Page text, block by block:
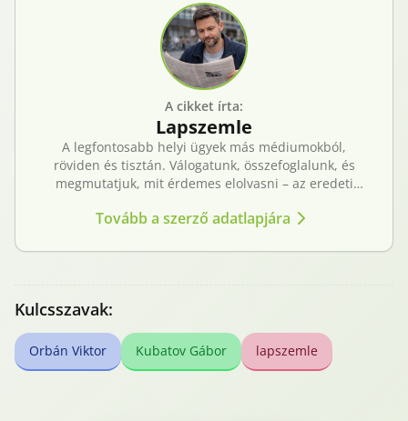
A cikket írta:
Lapszemle
A legfontosabb helyi ügyek más médiumokból,
röviden és tisztán. Válogatunk, összefoglalunk, és
megmutatjuk, mit érdemes elolvasni – az eredeti
Tovább a szerző adatlapjára
Kulcsszavak:
Orbán Viktor Kubatov Gábor lapszemle